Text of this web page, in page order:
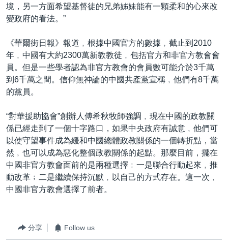
境，另一方面希望基督徒的兄弟姊妹能有一顆柔和的心來改
變政府的看法。”
《華爾街日報》報道﹐根據中國官方的數據﹐截止到2010
年﹐中國有大約2300萬新教教徒﹐包括官方和非官方教會會
員。但是一些學者認為非官方教會的會員數可能介於3千萬
到6千萬之間。信仰無神論的中國共產黨宣稱﹐他們有8千萬
的黨員。
“對華援助協會”創辦人傅希秋牧師強調﹐現在中國的政教關
係已經走到了一個十字路口，如果中央政府有誠意﹐他們可
以使守望事件成為緩和中國總體政教關係的一個轉折點，當
然﹐也可以成為惡化整個政教關係的起點。那麼目前，擺在
中國非官方教會面前的是兩種選擇﹕一是聯合行動起來﹐推
動改革﹔二是繼續保持沉默﹐以自己的方式存在。這一次﹐
中國非官方教會選擇了前者。
分享 Follow us